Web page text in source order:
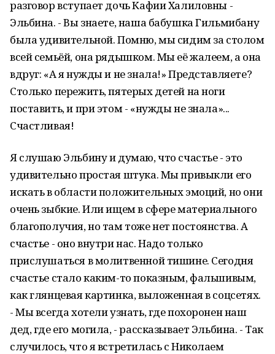
разговор вступает дочь Кафии Халиловны -
Эльбина. - Вы знаете, наша бабушка Гильмибану
была удивительной. Помню, мы сидим за столом
всей семьёй, она рядышком. Мы её жалеем, а она
вдруг: «А я нужды и не знала!» Представляете?
Столько пережить, пятерых детей на ноги
поставить, и при этом - «нужды не знала»...
Счастливая!
Я слушаю Эльбину и думаю, что счастье - это
удивительно простая штука. Мы привыкли его
искать в области положительных эмоций, но они
очень зыбкие. Или ищем в сфере материального
благополучия, но там тоже нет постоянства. А
счастье - оно внутри нас. Надо только
прислушаться в молитвенной тишине. Сегодня
счастье стало каким-то показным, фальшивым,
как глянцевая картинка, выложенная в соцсетях.
- Мы всегда хотели узнать, где похоронен наш
дед, где его могила, - рассказывает Эльбина. - Так
случилось, что я встретилась с Николаем